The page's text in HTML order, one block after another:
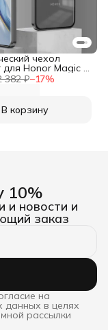
382 ₽−17%
чехол
для Honor Magic 7
В корзину
10%
и новости и
заказ
на
данных в целях
рассылки